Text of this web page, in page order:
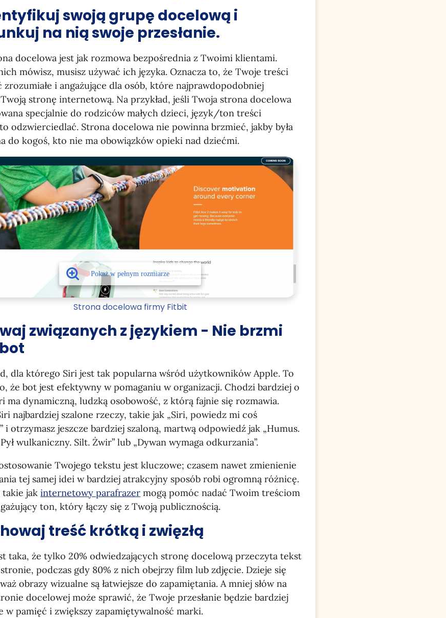
swoją grupę docelową i
na nią swoje przesłanie.
docelowa jest jak rozmowa bezpośrednia z Twoimi klientami.
mówisz, musisz używać ich języka. Oznacza to, że Twoje treści
zrozumiałe i angażujące dla osób, które najprawdopodobniej
stronę internetową. Na przykład, jeśli Twoja strona docelowa
specjalnie do rodziców małych dzieci, język/ton treści
odzwierciedlać. Strona docelowa nie powinna brzmieć, jakby była
do kogoś, kto nie ma obowiązków opieki nad dziećmi.
Strona docelowa firmy Fitbit
związanych z językiem - Nie brzmi
dla którego Siri jest tak popularna wśród użytkowników Apple. To
że bot jest efektywny w pomaganiu w organizacji. Chodzi bardziej o
ma dynamiczną, ludzką osobowość, z którą fajnie się rozmawia.
najbardziej szalone rzeczy, takie jak „Siri, powiedz mi coś
i otrzymasz jeszcze bardziej szaloną, martwą odpowiedź jak „Humus.
wulkaniczny. Silt. Żwir” lub „Dywan wymaga odkurzania”.
Twojego tekstu jest kluczowe; czasem nawet zmienienie
tej samej idei w bardziej atrakcyjny sposób robi ogromną różnicę.
takie jakinternetowy parafrazer mogą pomóc nadać Twoim treściom
ton, który łączy się z Twoją publicznością.
treść krótką i zwięzłą
taka, że tylko 20% odwiedzających stronę docelową przeczyta tekst
podczas gdy 80% z nich obejrzy film lub zdjęcie. Dzieje się
obrazy wizualne są łatwiejsze do zapamiętania. A mniej słów na
docelowej może sprawić, że Twoje przesłanie będzie bardziej
w pamięć i zwiększy zapamiętywalność marki.